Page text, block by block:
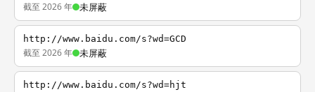
截至 2026 年 未屏蔽
http://www.baidu.com/s?wd=GCD
截至 2026 年 未屏蔽
http://www.baidu.com/s?wd=hjt